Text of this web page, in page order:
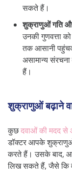
सकते हैं।
शुक्राणुओं गति
उनकी गुणवत्ता
तक आसानी
असामान्य
हैं।
शुक्राणुओं बढ़ाने
कुछदवाओं की मदद
डॉक्टर आपके
करते हैं। उसके बाद,
लिख सकते हैं, जैसे कि